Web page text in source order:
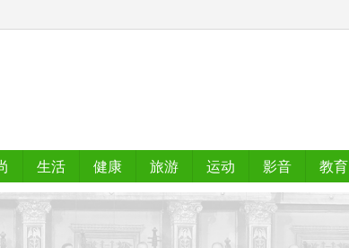
生活 健康 旅游 运动 影音 教育